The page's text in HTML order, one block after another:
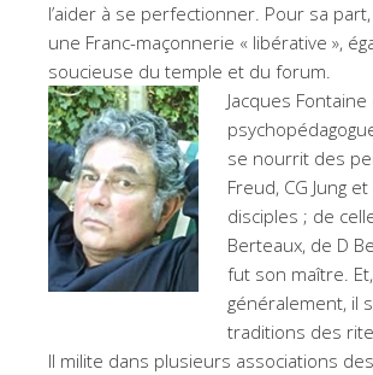
l’aider à se perfectionner. Pour sa
une Franc-maçonnerie « libérative »,
soucieuse du temple et du forum.
Jacques
se nourrit des
Freud, CG Jung
disciples ; de
Berteaux, de D
fut son maître.
généralement, il
traditions des
Il milite dans plusieurs associations